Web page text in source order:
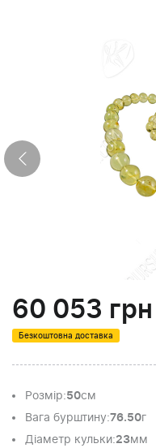
60 053 грн
Безкоштовна доставка
Розмір:50см
Вага бурштину:76.50г
Діаметр кульки:23мм